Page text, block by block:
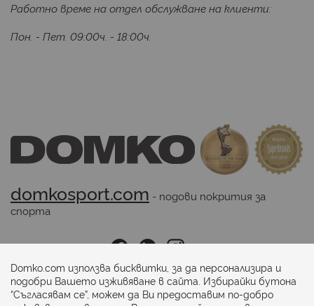
Работно време на отдел обслужване на клиенти:
Пон. - Пет. 09:00ч. - 18:00ч.
domkosport.com - подови покрития за
спорта
Последвайте ни:
Domko.com използва бисквитки, за да персонализира и
подобри Вашето изживяване в сайта. Избирайки бутона
“Съгласявам се”, можем да Ви предоставим по-добро